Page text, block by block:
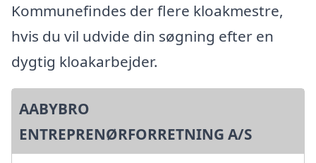
Kommunefindes der flere kloakmestre,
hvis du vil udvide din søgning efter en
dygtig kloakarbejder.
AABYBRO
ENTREPRENØRFORRETNING A/S